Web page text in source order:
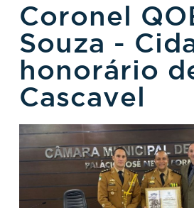
Coronel
Souza -
honorário
Cascavel